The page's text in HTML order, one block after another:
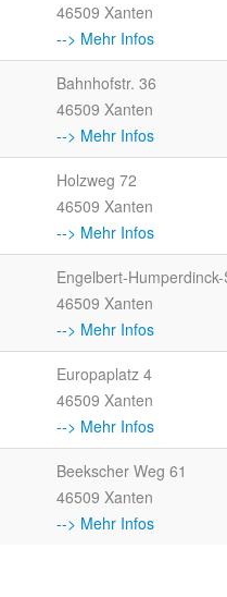
46509 Xanten
--> Mehr Infos
Bahnhofstr. 36
46509 Xanten
--> Mehr Infos
Holzweg 72
46509 Xanten
--> Mehr Infos
Engelbert-Humperdinck-
46509 Xanten
--> Mehr Infos
Europaplatz 4
46509 Xanten
--> Mehr Infos
Beekscher Weg 61
46509 Xanten
--> Mehr Infos